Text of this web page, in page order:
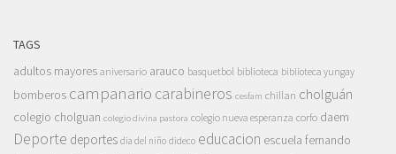
TAGS
adultos mayores aniversario arauco basquetbol biblioteca biblioteca yungay
bomberos campanario carabineros cesfam chillan cholguán
colegio cholguan colegio divina pastora colegio nueva esperanza corfo daem
Deporte deportes dia del niño dideco educacion escuela fernando